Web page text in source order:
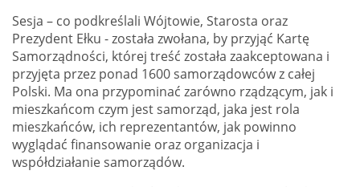
Sesja – co podkreślali Wójtowie, Starosta oraz
Prezydent Ełku - została zwołana, by przyjąć Kartę
Samorządności, której treść została zaakceptowana i
przyjęta przez ponad 1600 samorządowców z całej
Polski. Ma ona przypominać zarówno rządzącym, jak i
mieszkańcom czym jest samorząd, jaka jest rola
mieszkańców, ich reprezentantów, jak powinno
wyglądać finansowanie oraz organizacja i
współdziałanie samorządów.